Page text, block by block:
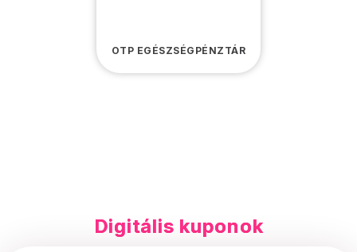
OTP EGÉSZSÉGPÉNZTÁR
Digitális kuponok